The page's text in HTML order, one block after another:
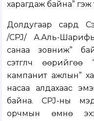
харагдаж байна”
Долдугаар сард
/CPJ/ А.Аль-
санаа зовниж”
сэтгүүлч
кампанит ажлын”
насаа алдахаас
байна. CPJ-ны
орчмын өмнө